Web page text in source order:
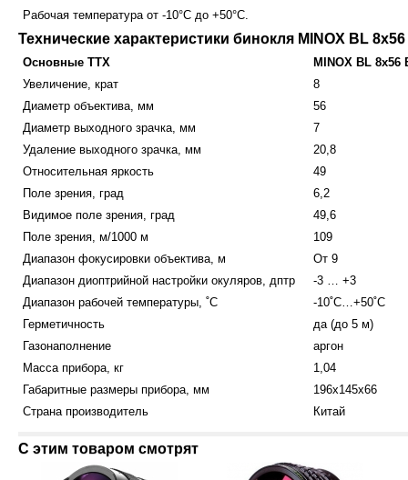
Рабочая температура от -10°C до +50°C.
Технические характеристики бинокля MINOX BL
Основные ТТХ
MINOX BL 8x56
Увеличение, крат
8
Диаметр объектива, мм
56
Диаметр выходного зрачка, мм
7
Удаление выходного зрачка, мм
20,8
Относительная яркость
49
Поле зрения, град
6,2
Видимое поле зрения, град
49,6
Поле зрения, м/1000 м
109
Диапазон фокусировки объектива, м
От 9
Диапазон диоптрийной настройки окуляров, дптр
-3 … +3
Диапазон рабочей температуры, ˚С
-10˚С…+50˚С
Герметичность
да (до 5 м)
Газонаполнение
аргон
Масса прибора, кг
1,04
Габаритные размеры прибора, мм
196х145х66
Страна производитель
Китай
С этим товаром смотрят